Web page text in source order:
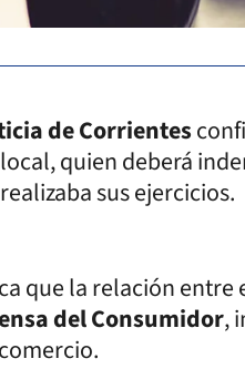
de Corrientes
quien deberá
sus ejercicios.
que la relación
del Consumidor,